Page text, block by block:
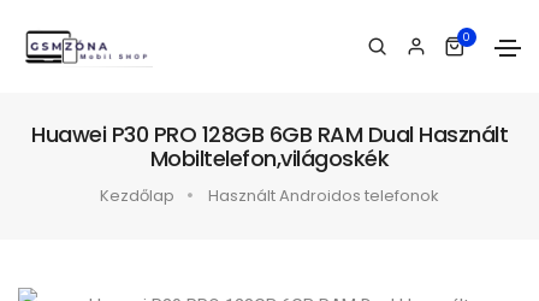
0
Huawei P30 PRO 128GB 6GB RAM Dual Használt
Mobiltelefon,világoskék
Kezdőlap Használt Androidos telefonok